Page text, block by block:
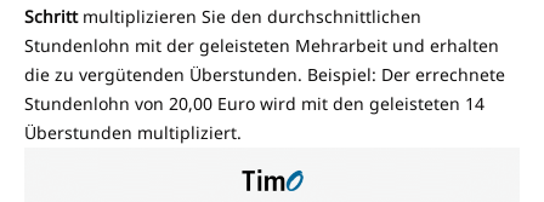
Schritt multiplizieren Sie den durchschnittlichen
Stundenlohn mit der geleisteten Mehrarbeit und erhalten
die zu vergütenden Überstunden. Beispiel: Der errechnete
Stundenlohn von 20,00 Euro wird mit den geleisteten 14
Überstunden multipliziert.